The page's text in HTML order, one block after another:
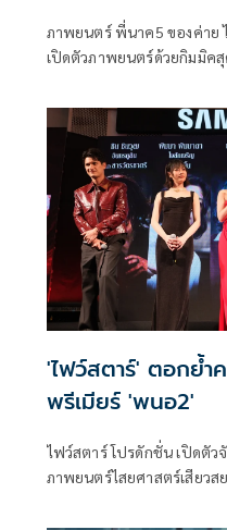
ภาพยนตร์ พี่นาค5 ของค่าย
เปิดตัวภาพยนตร์ด้วยกิมมิคสุด
รอบอนุสาวรีย์ชัยสมรภูมิ และเปิดประเดิมด้วยโชว์จากศิลปิน
SPRITE(สไปร์ท) ในเพลง
ภาพยนตร์ พี่นาค5
'ไฟว์สตาร์' ตอกย้ำ
พรีเมียร์ 'พนอ2'
ไฟว์สตาร์ โปรดักชั่น เปิดตัวจัดใหญ่จัดเต็มกาล่าพรีเมียร์
ภาพยนตร์ไสยศาสตร์เสียวส